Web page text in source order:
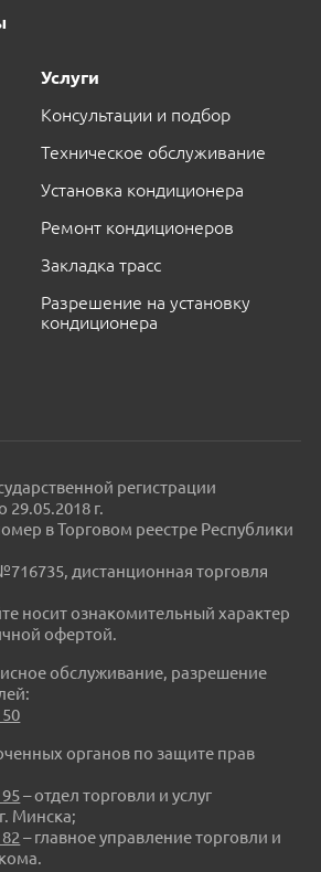
Услуги
Консультации и подбор
Техническое обслуживание
Установка кондиционера
Ремонт кондиционеров
Закладка трасс
Разрешение на установку
кондиционера
регистрации
г.
в Торговом реестре Республики
дистанционная торговля
носит ознакомительный характер
офертой.
обслуживание, разрешение
органов по защите прав
– отдел торговли и услуг
Минска;
– главное управление торговли и